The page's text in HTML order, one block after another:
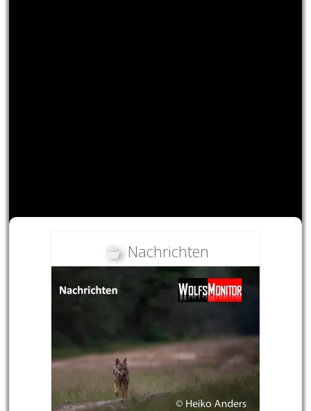
Nachrichten